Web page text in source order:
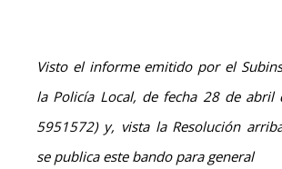
Visto el informe emitido por el
la Policía Local, de fecha 28 de abril
5951572) y, vista la Resolución
se publica este bando para general